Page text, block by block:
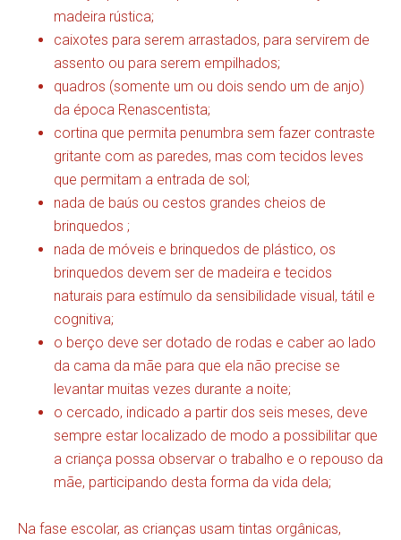
madeira rústica;
caixotes para serem arrastados, para servirem de
assento ou para serem empilhados;
quadros (somente um ou dois sendo um de anjo)
da época Renascentista;
cortina que permita penumbra sem fazer contraste
gritante com as paredes, mas com tecidos leves
que permitam a entrada de sol;
nada de baús ou cestos grandes cheios de
brinquedos ;
nada de móveis e brinquedos de plástico, os
brinquedos devem ser de madeira e tecidos
naturais para estímulo da sensibilidade visual, tátil e
cognitiva;
o berço deve ser dotado de rodas e caber ao lado
da cama da mãe para que ela não precise se
levantar muitas vezes durante a noite;
o cercado, indicado a partir dos seis meses, deve
sempre estar localizado de modo a possibilitar que
a criança possa observar o trabalho e o repouso da
mãe, participando desta forma da vida dela;
Na fase escolar, as crianças usam tintas orgânicas,